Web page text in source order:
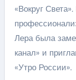
«Вокруг
Лера была
канал» и
«Утро России».